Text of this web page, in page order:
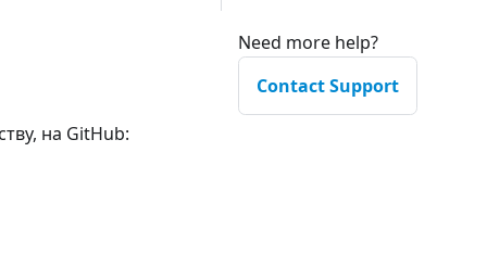
на GitHub:
Need more help?
Contact Support